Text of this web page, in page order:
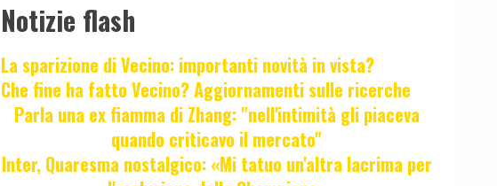
Notizie flash
La sparizione di Vecino: importanti novità in vista?
Che fine ha fatto Vecino? Aggiornamenti sulle ricerche
Parla una ex fiamma di Zhang: "nell'intimità gli piaceva
quando criticavo il mercato"
Inter, Quaresma nostalgico: «Mi tatuo un'altra lacrima per